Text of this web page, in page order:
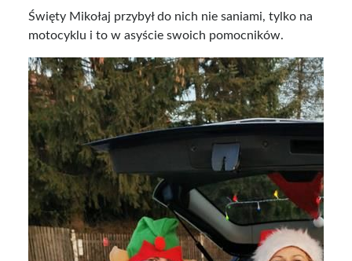
Święty Mikołaj przybył do nich nie saniami, tylko na
motocyklu i to w asyście swoich pomocników.